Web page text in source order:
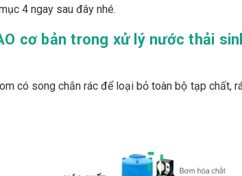
4 ngay sau đây nhé.
cơ bản trong xử lý nước thải
có song chắn rác để loại bỏ toàn bộ tạp chất,